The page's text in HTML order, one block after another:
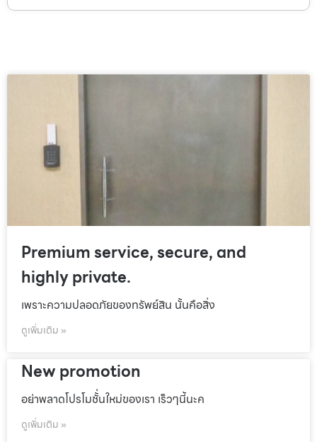
Premium service, secure, and
highly private.
เพราะความปลอดภัยของทรัพย์สิน นั้นคือสิ่ง
ดูเพิ่มเติม »
New promotion
อย่าพลาดโปรโมชั้่นใหม่ของเรา เร็วๆนี้นะค
ดูเพิ่มเติม »